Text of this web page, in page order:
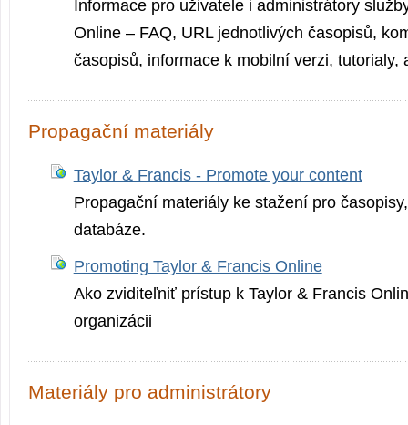
Informace pro uživatele i administrátory
Online – FAQ, URL jednotlivých časopisů,
časopisů, informace k mobilní verzi, tutorialy,
Propagační materiály
Taylor & Francis - Promote your content
Propagační materiály ke stažení pro
databáze.
Promoting Taylor & Francis Online
Ako zviditeľniť prístup k Taylor & Francis
organizácii
Materiály pro administrátory